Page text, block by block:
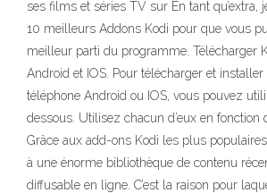
ses films et séries TV sur En tant qu’extra,
10 meilleurs Addons Kodi pour que vous
meilleur parti du programme. Télécharger
Android et IOS. Pour télécharger et
téléphone Android ou IOS, vous pouvez
dessous. Utilisez chacun d’eux en fonction
Grâce aux add-ons Kodi les plus
à une énorme bibliothèque de contenu
diffusable en ligne. C’est la raison pour